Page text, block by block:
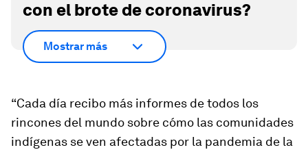
con el brote de coronavirus?
Mostrar más
“Cada día recibo más informes de todos los
rincones del mundo sobre cómo las comunidades
indígenas se ven afectadas por la pandemia de la